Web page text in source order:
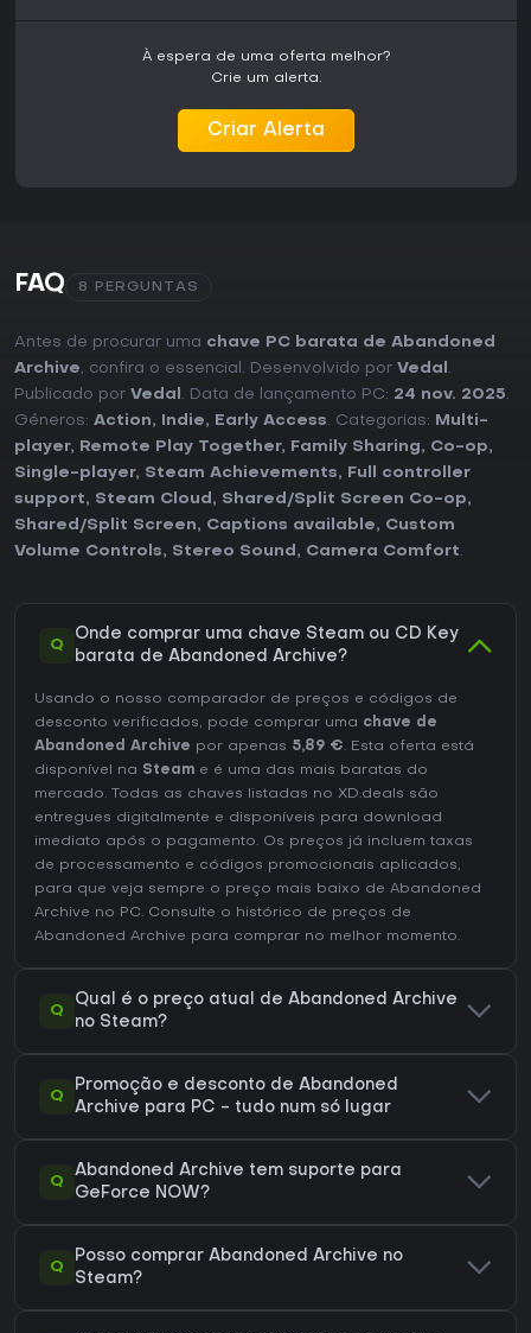
À espera de uma oferta melhor?
Crie um alerta.
Criar Alerta
FAQ 8 PERGUNTAS
Antes de procurar uma chave PC barata de Abandoned
Archive, confira o essencial. Desenvolvido por Vedal .
Publicado por Vedal . Data de lançamento PC: 24 nov. 2025.
Géneros: Action, Indie, Early Access. Categorias:
Multi-
player, Remote Play Together, Family Sharing, Co-op,
Single-player, Steam Achievements,
Full controller
support, Steam Cloud , Shared/Split Screen Co-op,
Shared/Split Screen, Captions available, Custom
Volume Controls, Stereo Sound , Camera Comfort.
Q
Onde comprar uma chave Steam ou CD Key
barata de Abandoned Archive?
Usando o nosso comparador de preços e códigos de
desconto verificados, pode comprar uma chave de
Abandoned Archive por apenas 5,89 €. Esta oferta está
disponível na Steam e é uma das mais baratas do
mercado. Todas as chaves listadas no XD.deals são
entregues digitalmente e disponíveis para download
imediato após o pagamento. Os preços já incluem taxas
de processamento e códigos promocionais aplicados,
para que veja sempre o preço mais baixo de Abandoned
Archive no PC. Consulte o histórico de preços de
Abandoned Archive para comprar no melhor momento.
Q
Qual é o preço atual de Abandoned Archive
no Steam?
Q
Promoção e desconto de Abandoned
Archive para PC - tudo num só lugar
Q
Abandoned Archive tem suporte para
GeForce NOW?
Q
Posso comprar Abandoned Archive no
Steam?